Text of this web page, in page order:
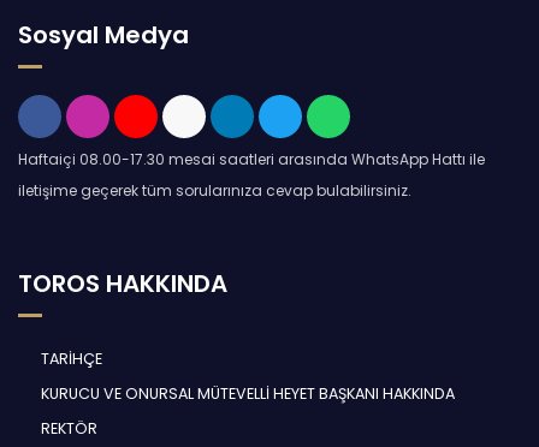
Sosyal Medya
Haftaiçi 08.00-17.30 mesai saatleri arasında WhatsApp Hattı ile
iletişime geçerek tüm sorularınıza cevap bulabilirsiniz.
TOROS HAKKINDA
TARİHÇE
KURUCU VE ONURSAL MÜTEVELLİ HEYET BAŞKANI HAKKINDA
REKTÖR